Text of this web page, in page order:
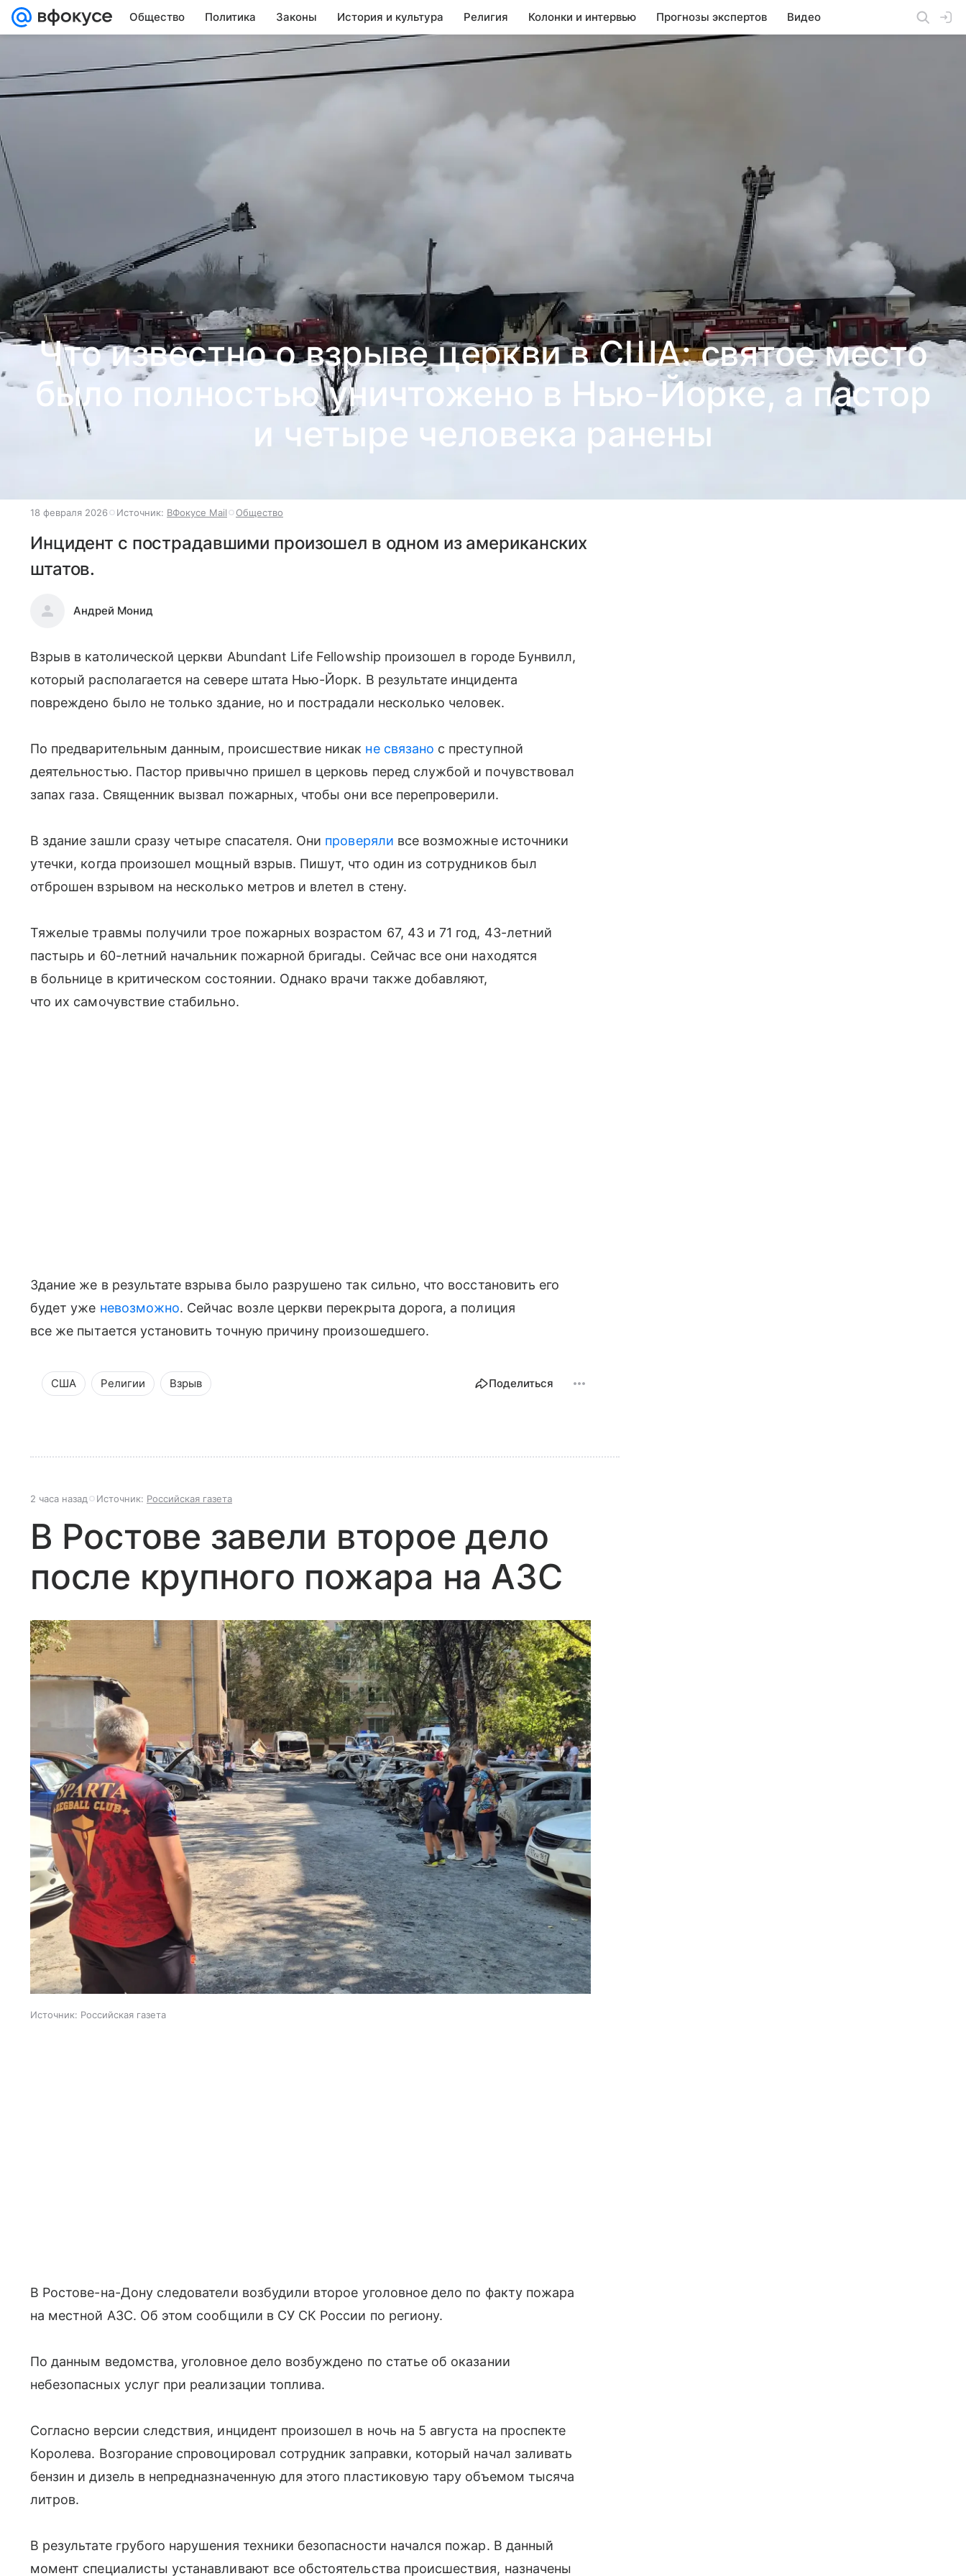
Общество Политика Законы История и культура Религия Колонки и интервью Прогнозы экспертов Видео
Что известно о взрыве церкви в США: святое место
было полностью уничтожено в Нью-Йорке, а пастор
и четыре человека ранены
18 февраля 2026 Источник: ВФокусе Mail Общество
Инцидент с пострадавшими произошел в одном из американских
штатов.
Андрей Монид
Взрыв в католической церкви Abundant Life Fellowship произошел в городе Бунвилл,
который располагается на севере штата Нью-Йорк. В результате инцидента
повреждено было не только здание, но и пострадали несколько человек.
По предварительным данным, происшествие никак не связано с преступной
деятельностью. Пастор привычно пришел в церковь перед службой и почувствовал
запах газа. Священник вызвал пожарных, чтобы они все перепроверили.
В здание зашли сразу четыре спасателя. Они проверяли все возможные источники
утечки, когда произошел мощный взрыв. Пишут, что один из сотрудников был
отброшен взрывом на несколько метров и влетел в стену.
Тяжелые травмы получили трое пожарных возрастом 67, 43 и 71 год, 43-летний
пастырь и 60-летний начальник пожарной бригады. Сейчас все они находятся
в больнице в критическом состоянии. Однако врачи также добавляют,
что их самочувствие стабильно.
Здание же в результате взрыва было разрушено так сильно, что восстановить его
будет уже невозможно. Сейчас возле церкви перекрыта дорога, а полиция
все же пытается установить точную причину произошедшего.
США Религии Взрыв Поделиться
2 часа назад Источник: Российская газета
В Ростове завели второе дело
после крупного пожара на АЗС
Источник: Российская газета
В Ростове-на-Дону следователи возбудили второе уголовное дело по факту пожара
на местной АЗС. Об этом сообщили в СУ СК России по региону.
По данным ведомства, уголовное дело возбуждено по статье об оказании
небезопасных услуг при реализации топлива.
Согласно версии следствия, инцидент произошел в ночь на 5 августа на проспекте
Королева. Возгорание спровоцировал сотрудник заправки, который начал заливать
бензин и дизель в непредназначенную для этого пластиковую тару объемом тысяча
литров.
В результате грубого нарушения техники безопасности начался пожар. В данный
момент специалисты устанавливают все обстоятельства происшествия, назначены